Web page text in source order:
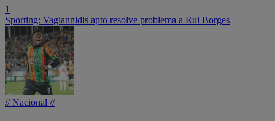
1
Sporting: Vagiannidis apto resolve problema a Rui Borges
// Nacional //